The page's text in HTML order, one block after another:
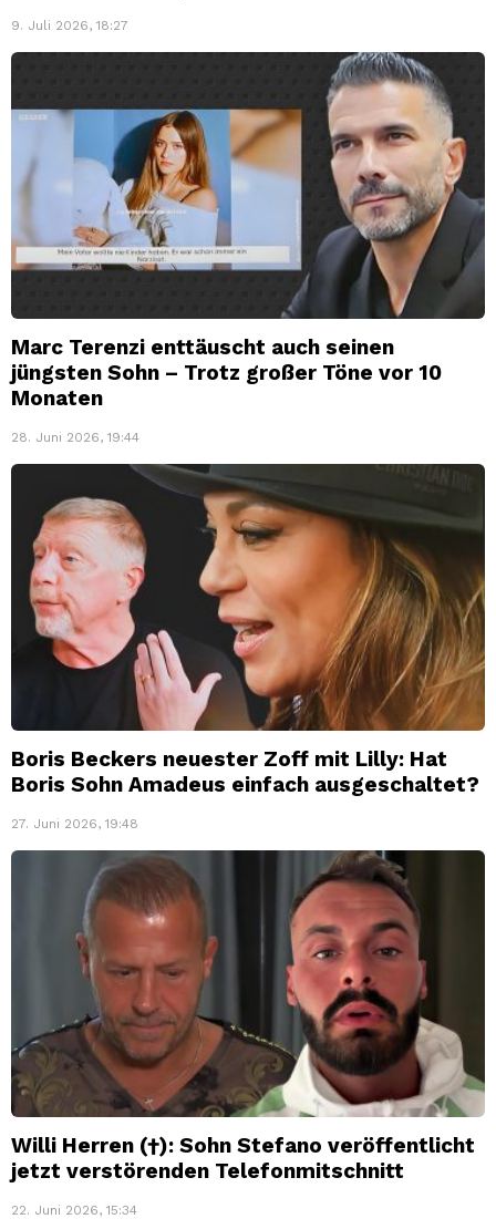
9. Juli 2026, 18:27
Marc Terenzi enttäuscht auch seinen
jüngsten Sohn – Trotz großer Töne vor 10
Monaten
28. Juni 2026, 19:44
Boris Beckers neuester Zoff mit Lilly: Hat
Boris Sohn Amadeus einfach ausgeschaltet?
27. Juni 2026, 19:48
Willi Herren (†): Sohn Stefano veröffentlicht
jetzt verstörenden Telefonmitschnitt
22. Juni 2026, 15:34